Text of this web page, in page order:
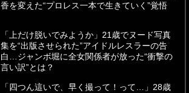
香を変えた“プロレス一本で生きていく”覚悟
「上だけ脱いでみようか」21歳でヌード写真
集を“出版させられた”アイドルレスラーの告
白…ジャンボ堀に全女関係者が放った“衝撃の
言い訳”とは？
「四つん這いで、早く撮って！って…」28歳